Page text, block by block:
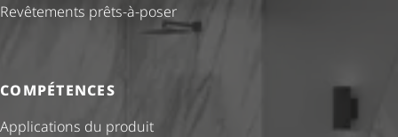
Revêtements prêts-à-poser
COMPÉTENCES
Applications du produit